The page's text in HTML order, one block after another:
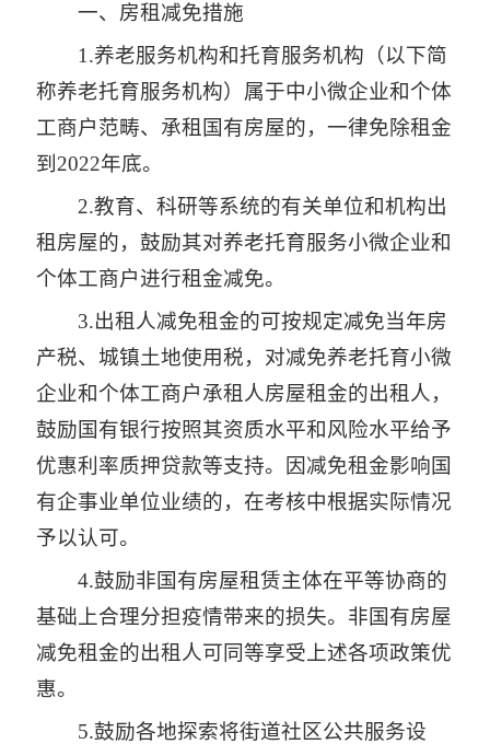
一、房租减免措施
1.养老服务机构和托育服务机构（以下简
称养老托育服务机构）属于中小微企业和个体
工商户范畴、承租国有房屋的，一律免除租金
到2022年底。
2.教育、科研等系统的有关单位和机构出
租房屋的，鼓励其对养老托育服务小微企业和
个体工商户进行租金减免。
3.出租人减免租金的可按规定减免当年房
产税、城镇土地使用税，对减免养老托育小微
企业和个体工商户承租人房屋租金的出租人，
鼓励国有银行按照其资质水平和风险水平给予
优惠利率质押贷款等支持。因减免租金影响国
有企事业单位业绩的，在考核中根据实际情况
予以认可。
4.鼓励非国有房屋租赁主体在平等协商的
基础上合理分担疫情带来的损失。非国有房屋
减免租金的出租人可同等享受上述各项政策优
惠。
5.鼓励各地探索将街道社区公共服务设